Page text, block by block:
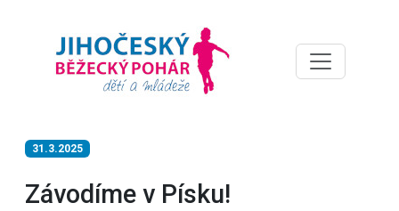
31.3.2025
Závodíme v Písku!